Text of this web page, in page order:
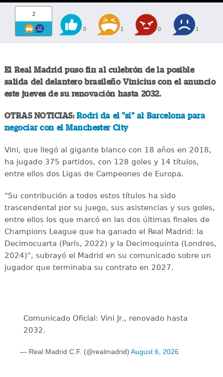
2
0 1 0 1
El Real Madrid puso fin al culebrón de la posible
salida del delantero brasileño Vinicius con el anuncio
este jueves de su renovación hasta 2032.
OTRAS NOTICIAS: Rodri da el "sí" al Barcelona para
negociar con el Manchester City
Vini, que llegó al gigante blanco con 18 años en 2018,
ha jugado 375 partidos, con 128 goles y 14 títulos,
entre ellos dos Ligas de Campeones de Europa.
"Su contribución a todos estos títulos ha sido
trascendental por su juego, sus asistencias y sus goles,
entre ellos los que marcó en las dos últimas finales de
Champions League que ha ganado el Real Madrid: la
Decimocuarta (París, 2022) y la Decimoquinta (Londres,
2024)", subrayó el Madrid en su comunicado sobre un
jugador que terminaba su contrato en 2027.
Comunicado Oficial: Vini Jr., renovado hasta
2032.
— Real Madrid C.F. (@realmadrid) August 6, 2026